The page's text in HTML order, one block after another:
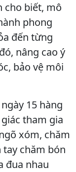
cho biết, mô
phong
đến từng
nâng cao ý
bảo vệ môi
15 hàng
tham gia
xóm, chăm
chăm bón
đua nhau